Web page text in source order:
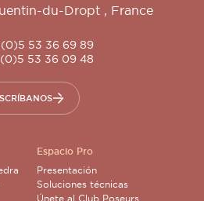
du-Dropt , France
(0)5 53 36 69 89
(0)5 53 36 09 48
Espacio Pro
Presentación
Soluciones técnicas
Únete al Club Poseurs